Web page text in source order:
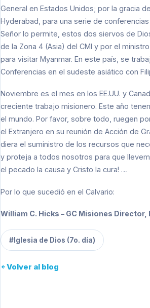
General en Estados Unidos; por la gracia
Hyderabad, para una serie de
Señor lo permite, estos dos siervos de
de la Zona 4 (Asia) del CMI y por el
para visitar Myanmar. En este país, se
Conferencias en el sudeste asiático con
Noviembre es el mes en los EE.UU. y
creciente trabajo misionero. Este año
el mundo. Por favor, sobre todo, ruegen
el Extranjero en su reunión de Acción de
diera el suministro de los recursos que
y proteja a todos nosotros para que
el pecado la causa y Cristo la cura! …
Por lo que sucedió en el Calvario:
William C. Hicks – GC Misiones Director,
#Iglesia de Dios (7o. día)
Volver al blog